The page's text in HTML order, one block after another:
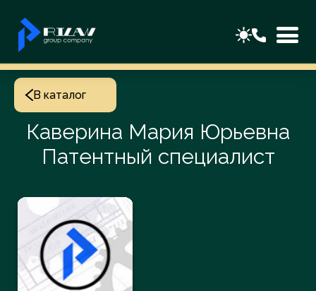
В каталог
Каверина Мария Юрьевна
Патентный специалист